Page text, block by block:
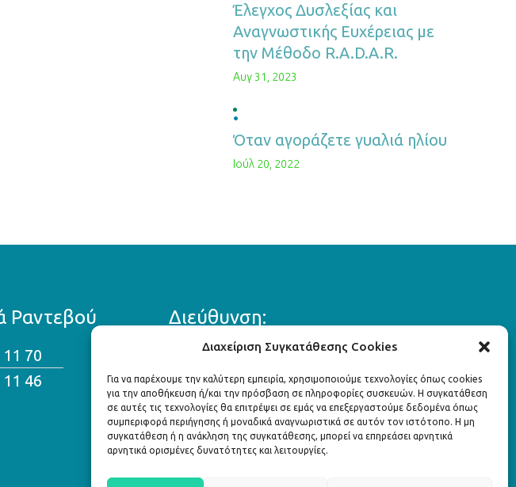
Διαχείριση Συγκατάθεσης Cookies
Για να παρέχουμε την καλύτερη εμπειρία, χρησιμοποιούμε τεχνολογίες όπως cookies
για την αποθήκευση ή/και την πρόσβαση σε πληροφορίες συσκευών. Η συγκατάθεση
σε αυτές τις τεχνολογίες θα επιτρέψει σε εμάς να επεξεργαστούμε δεδομένα όπως
συμπεριφορά περιήγησης ή μοναδικά αναγνωριστικά σε αυτόν τον ιστότοπο. Η μη
συγκατάθεση ή η ανάκληση της συγκατάθεσης, μπορεί να επηρεάσει αρνητικά
αρνητικά ορισμένες δυνατότητες και λειτουργίες.
Έλεγχος Δυσλεξίας και
Αναγνωστικής Ευχέρειας με
την Μέθοδο R.A.D.A.R.
Αυγ 31, 2023
Όταν αγοράζετε γυαλιά ηλίου
Ιούλ 20, 2022
Ραντεβού
70
46
Διεύθυνση:
Λ. Κηφισίας 324,
Κηφισιά 145 63
info@attiko.eu